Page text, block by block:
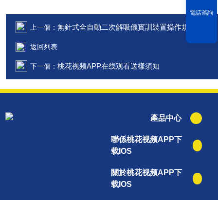
上一個： 無針式全自動二次解吸儀實訓裝置操作規程
返回列表
下一個： 桃花视频APP在线观看送樣須知
產品中心
聯係桃花视频APP下
载IOS
關於桃花视频APP下
载IOS
電話谘詢